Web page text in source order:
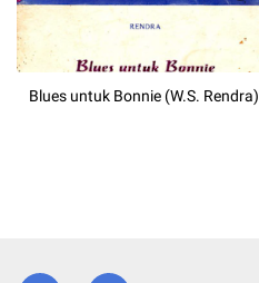
Blues untuk Bonnie (W.S. Rendra)